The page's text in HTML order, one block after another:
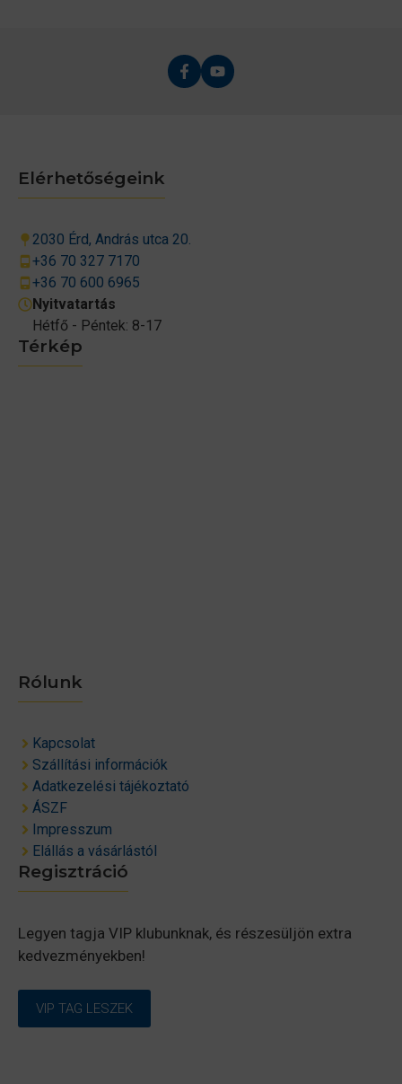
Térkép
Rólunk
Kapcsolat
Szállítási információk
Adatkezelési tájékoztató
ÁSZF
Impresszum
Elállás a vásárlástól
Elérhetőségeink
2030 Érd, András utca 20.
+36 70 327 7170
+36 70 600 6965
Nyitvatartás
Hétfő - Péntek: 8-17
Regisztráció
Legyen tagja VIP klubunknak, és részesüljön extra
kedvezményekben!
VIP TAG LESZEK